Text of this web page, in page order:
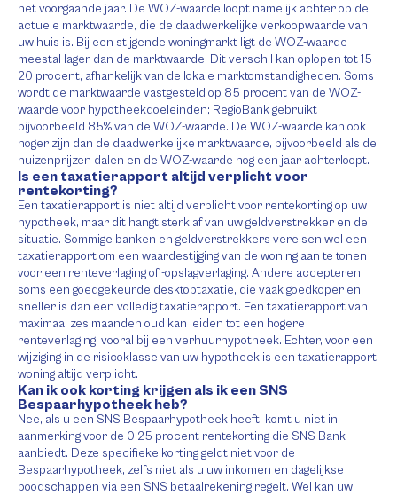
het voorgaande jaar. De WOZ-waarde loopt namelijk achter op de
actuele marktwaarde, die de daadwerkelijke verkoopwaarde van
uw huis is. Bij een stijgende woningmarkt ligt de WOZ-waarde
meestal lager dan de marktwaarde. Dit verschil kan oplopen tot 15-
20 procent, afhankelijk van de lokale marktomstandigheden. Soms
wordt de marktwaarde vastgesteld op 85 procent van de WOZ-
waarde voor hypotheekdoeleinden; RegioBank gebruikt
bijvoorbeeld 85% van de WOZ-waarde. De WOZ-waarde kan ook
hoger zijn dan de daadwerkelijke marktwaarde, bijvoorbeeld als de
huizenprijzen dalen en de WOZ-waarde nog een jaar achterloopt.
Is een taxatierapport altijd verplicht voor
rentekorting?
Een taxatierapport is niet altijd verplicht voor rentekorting op uw
hypotheek, maar dit hangt sterk af van uw geldverstrekker en de
situatie. Sommige banken en geldverstrekkers vereisen wel een
taxatierapport om een waardestijging van de woning aan te tonen
voor een renteverlaging of -opslagverlaging. Andere accepteren
soms een goedgekeurde desktoptaxatie, die vaak goedkoper en
sneller is dan een volledig taxatierapport. Een taxatierapport van
maximaal zes maanden oud kan leiden tot een hogere
renteverlaging, vooral bij een verhuurhypotheek. Echter, voor een
wijziging in de risicoklasse van uw hypotheek is een taxatierapport
woning altijd verplicht.
Kan ik ook korting krijgen als ik een SNS
Bespaarhypotheek heb?
Nee, als u een SNS Bespaarhypotheek heeft, komt u niet in
aanmerking voor de 0,25 procent rentekorting die SNS Bank
aanbiedt. Deze specifieke korting geldt niet voor de
Bespaarhypotheek, zelfs niet als u uw inkomen en dagelijkse
boodschappen via een SNS betaalrekening regelt. Wel kan uw